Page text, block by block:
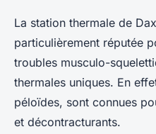
La station thermale de
particulièrement réputée
troubles musculo-
thermales uniques. En
péloïdes, sont connues
et décontracturants.